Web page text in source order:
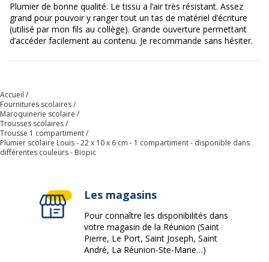
Plumier de bonne qualité. Le tissu a l’air très résistant. Assez
grand pour pouvoir y ranger tout un tas de matériel d’écriture
(utilisé par mon fils au collège). Grande ouverture permettant
d’accéder facilement au contenu. Je recommande sans hésiter.
Accueil
Fournitures scolaires
Maroquinerie scolaire
Trousses scolaires
Trousse 1 compartiment
Plumier scolaire Louis - 22 x 10 x 6 cm - 1 compartiment - disponible dans
différentes couleurs - Biopic
Les magasins
Pour connaître les disponibilités dans
votre magasin de la Réunion (Saint
Pierre, Le Port, Saint Joseph, Saint
André, La Réunion-Ste-Marie…)